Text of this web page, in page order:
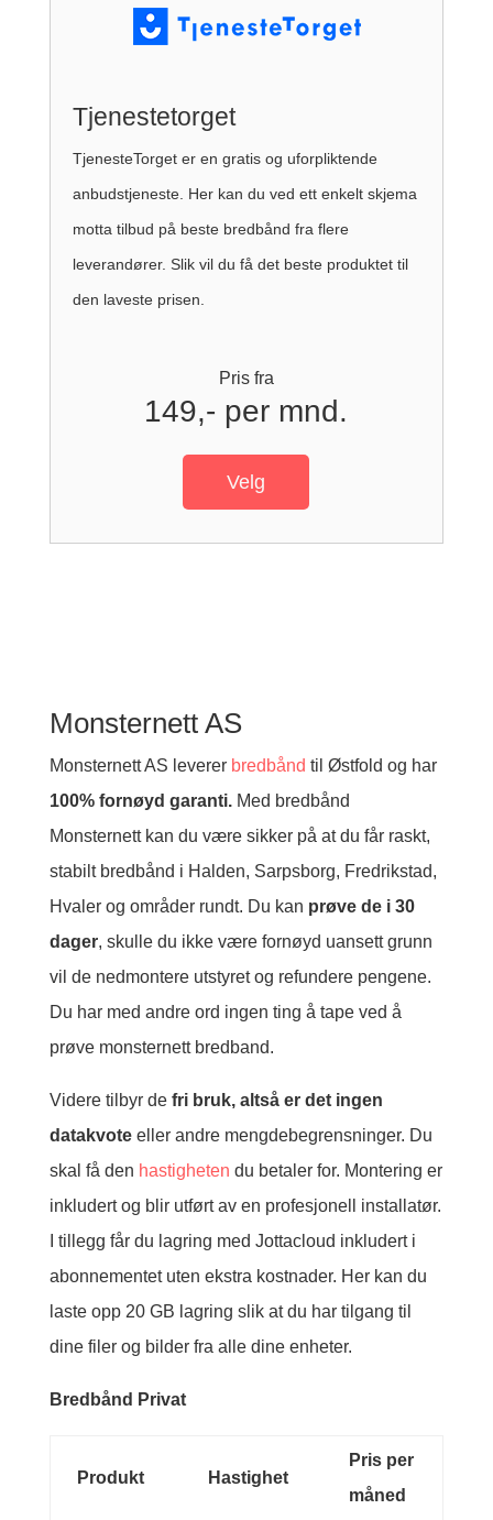
Tjenestetorget
TjenesteTorget er en gratis og uforpliktende
anbudstjeneste. Her kan du ved ett enkelt skjema
motta tilbud på beste bredbånd fra flere
leverandører. Slik vil du få det beste produktet til
den laveste prisen.
Pris fra
149,- per mnd.
Velg
Monsternett AS
Monsternett AS leverer bredbånd til Østfold og har
100% fornøyd garanti.Med bredbånd
Monsternett kan du være sikker på at du får raskt,
stabilt bredbånd i Halden, Sarpsborg, Fredrikstad,
Hvaler og områder rundt. Du kan prøve de i 30
dager, skulle du ikke være fornøyd uansett grunn
vil de nedmontere utstyret og refundere pengene.
Du har med andre ord ingen ting å tape ved å
prøve monsternett bredband.
Videre tilbyr de fri bruk, altså er det ingen
datakvoteeller andre mengdebegrensninger. Du
skal få den hastigheten du betaler for. Montering er
inkludert og blir utført av en profesjonell installatør.
I tillegg får du lagring med Jottacloud inkludert i
abonnementet uten ekstra kostnader. Her kan du
laste opp 20 GB lagring slik at du har tilgang til
dine filer og bilder fra alle dine enheter.
Bredbånd Privat
Produkt Hastighet
Pris per
måned